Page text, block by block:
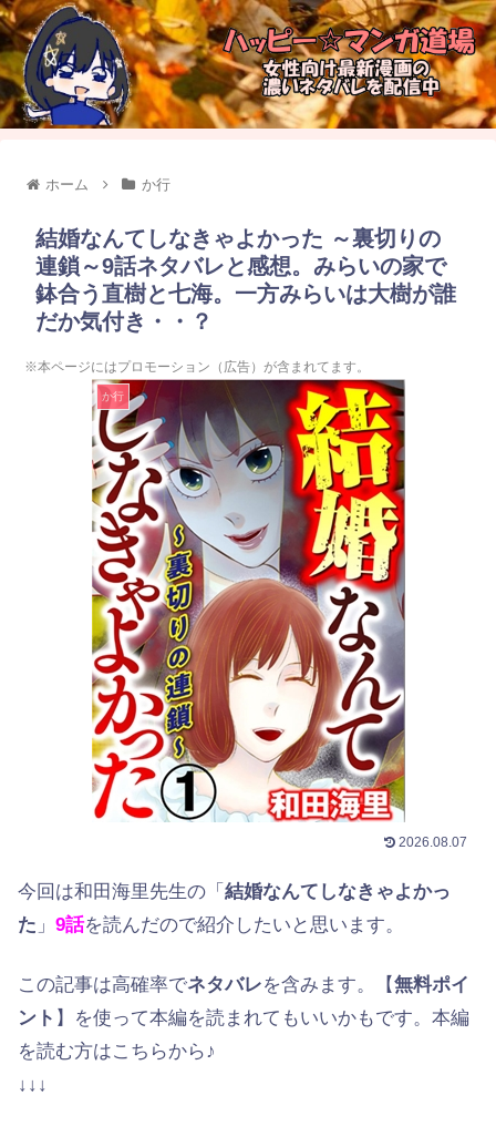
ホーム か行
結婚なんてしなきゃよかった ～裏切りの
連鎖～9話ネタバレと感想。みらいの家で
鉢合う直樹と七海。一方みらいは大樹が誰
だか気付き・・？
※本ページにはプロモーション（広告）が含まれてます。
か行
2026.08.07
今回は和田海里先生の「 結婚なんてしなきゃよかっ
た 」 9話を読んだので紹介したいと思います。
この記事は高確率でネタバレを含みます。【無料ポイ
ント 】を使って本編を読まれてもいいかもです。本編
を読む方はこちらから♪
↓↓↓